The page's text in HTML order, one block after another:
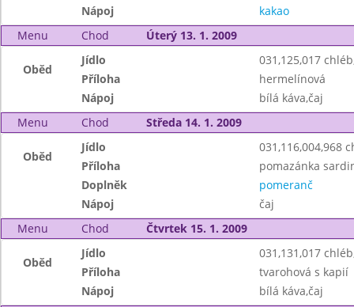
Nápoj
kakao
Menu
Chod Úterý 13. 1. 2009
Oběd
Jídlo
031,125,017
Příloha
hermelínová
Nápoj
bílá káva,čaj
Menu
Chod Středa 14. 1. 2009
Oběd
Jídlo
031,116,004,968
Příloha
pomazánka
Doplněk
pomeranč
Nápoj
čaj
Menu
Chod Čtvrtek 15. 1. 2009
Oběd
Jídlo
031,131,017
Příloha
tvarohová s kapií
Nápoj
bílá káva,čaj